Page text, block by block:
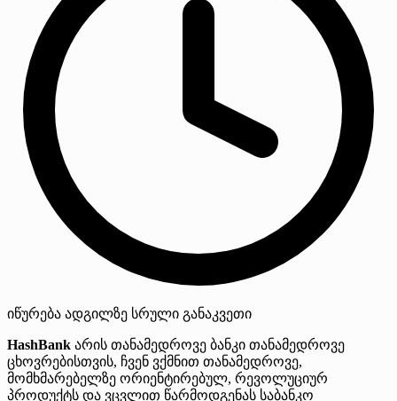
იწურება ადგილზე სრული განაკვეთი
HashBank არის თანამედროვე ბანკი თანამედროვე
ცხოვრებისთვის, ჩვენ ვქმნით თანამედროვე,
მომხმარებელზე ორიენტირებულ, რევოლუციურ
პროდუქტს და ვცვლით წარმოდგენას საბანკო